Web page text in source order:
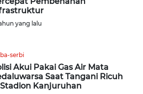
yang lalu
serbi
Akui Pakai Gas Air Mata
Saat Tangani Ricuh
Kanjuruhan